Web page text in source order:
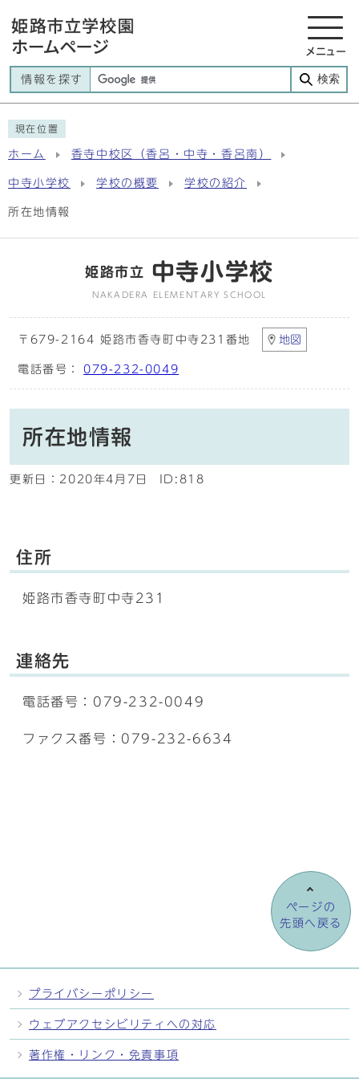
メニュー
情報を探す 検索
現在位置
ホーム 香寺中校区（香呂・中寺・香呂南）
中寺小学校 学校の概要 学校の紹介
所在地情報
姫路市立 中寺小学校
NAKADERA ELEMENTARY SCHOOL
〒679-2164 姫路市香寺町中寺231番地 地図
電話番号： 079-232-0049
所在地情報
更新日： 2020年4月7日 ID:818
住所
姫路市香寺町中寺231
連絡先
電話番号：079-232-0049
ファクス番号：079-232-6634
ページの
先頭へ戻る
プライバシーポリシー
ウェブアクセシビリティへの対応
著作権・リンク・免責事項